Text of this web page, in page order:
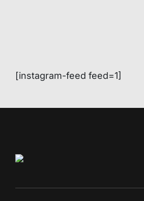
[instagram-feed feed=1]